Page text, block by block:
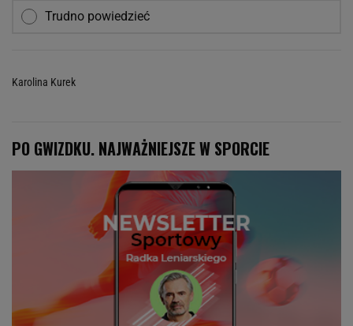
Trudno powiedzieć
Karolina Kurek